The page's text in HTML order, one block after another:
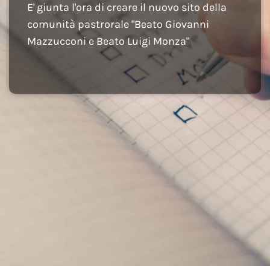
E' giunta l'ora di creare il nuovo sito della
comunità pastrorale "Beato Giovanni
Mazzucconi e Beato Luigi Monza"